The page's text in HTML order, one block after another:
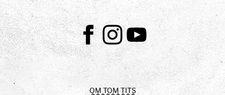
FacebookInstagramYoutube
OM TOM TITS